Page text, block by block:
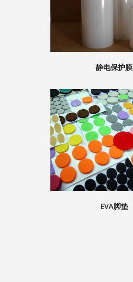
静电保护膜
EVA脚垫